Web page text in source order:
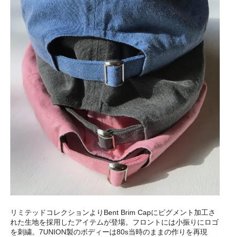
リミテッドコレクションよりBent Brim Capにピグメント加工さ
れた生地を採用したアイテムが登場。フロントには小振りにロゴ
を刺繍。7UNION製のボディーは80s当時のままの作りを再現